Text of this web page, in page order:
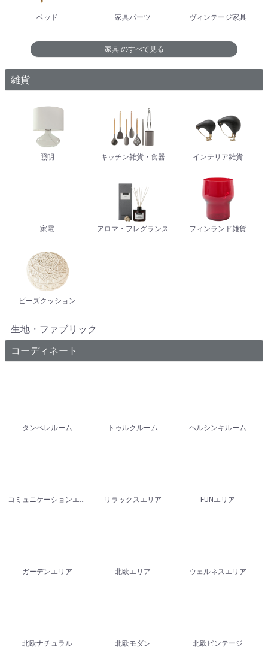
ベッド 家具パーツ ヴィンテージ家具
家具 のすべて見る
雑貨
照明 キッチン雑貨・食器 インテリア雑貨
家電 アロマ・フレグランス フィンランド雑貨
ビーズクッション
生地・ファブリック
コーディネート
タンペレルーム トゥルクルーム ヘルシンキルーム
コミュニケーションエリア リラックスエリア FUNエリア
ガーデンエリア 北欧エリア ウェルネスエリア
北欧ナチュラル 北欧モダン 北欧ビンテージ